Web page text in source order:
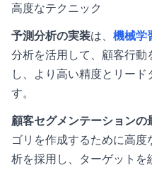
高度なテクニック
予測分析の実装は、 機械学
分析を活用して、顧客行
し、より高い精度とリー
す。
顧客セグメンテーションの
ゴリを作成するために高
析を採用し、ターゲットを